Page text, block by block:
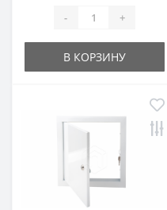
- +
В КОРЗИНУ